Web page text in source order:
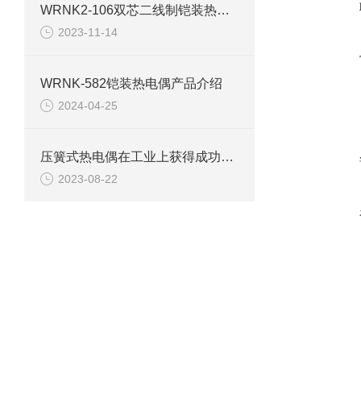
WRNK2-106双芯二线制铠装热电偶产品介绍
2023-11-14
WRNK-582铠装热电偶产品介绍
2024-04-25
压簧式热电偶在工业上获得成功应用
2023-08-22